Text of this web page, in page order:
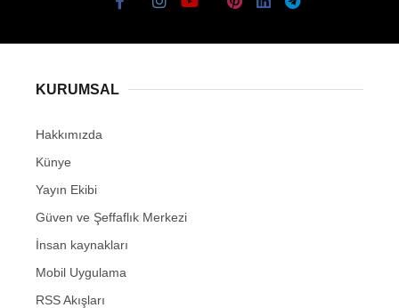
KURUMSAL
Hakkımızda
Künye
Yayın Ekibi
Güven ve Şeffaflık Merkezi
İnsan kaynakları
Mobil Uygulama
RSS Akışları